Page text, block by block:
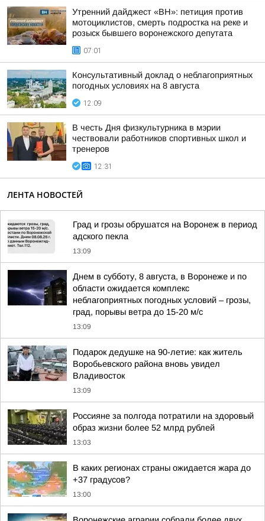
Утренний дайджест «ВН»: петиция против
мотоциклистов, смерть подростка на реке и
розыск бывшего воронежского депутата
07:01
Консультативный доклад о неблагоприятных
погодных условиях на 8 августа
12:09
В честь Дня физкультурника в мэрии
чествовали работников спортивных школ и
тренеров
12:31
ЛЕНТА НОВОСТЕЙ
Град и грозы обрушатся на Воронеж в период
адского пекла
13:09
Днем в субботу, 8 августа, в Воронеже и по
области ожидается комплекс
неблагоприятных погодных условий – грозы,
град, порывы ветра до 15-20 м/с
13:09
Подарок дедушке на 90-летие: как житель
Воробьевского района вновь увидел
Владивосток
13:09
Россияне за полгода потратили на здоровый
образ жизни более 52 млрд рублей
13:03
В каких регионах страны ожидается жара до
+37 градусов?
13:00